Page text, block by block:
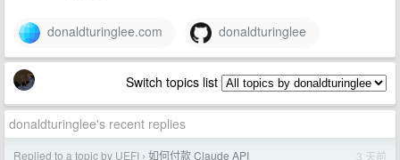
donaldturinglee.com donaldturinglee
Switch topics list
donaldturinglee's recent replies
Replied to a topic by UEFI › 如何付款 Claude API 3 天前